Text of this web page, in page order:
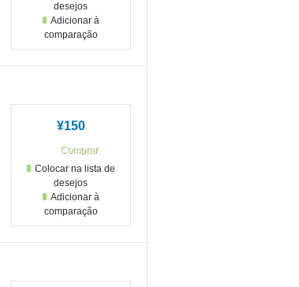
desejos
Adicionar à
comparação
¥150
Colocar na lista de
desejos
Adicionar à
comparação